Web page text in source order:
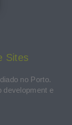
Sites
no Porto.
development e